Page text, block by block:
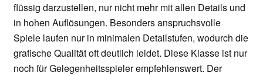
flüssig darzustellen, nur nicht mehr mit allen Details und
in hohen Auflösungen. Besonders anspruchsvolle
Spiele laufen nur in minimalen Detailstufen, wodurch die
grafische Qualität oft deutlich leidet. Diese Klasse ist nur
noch für Gelegenheitsspieler empfehlenswert. Der